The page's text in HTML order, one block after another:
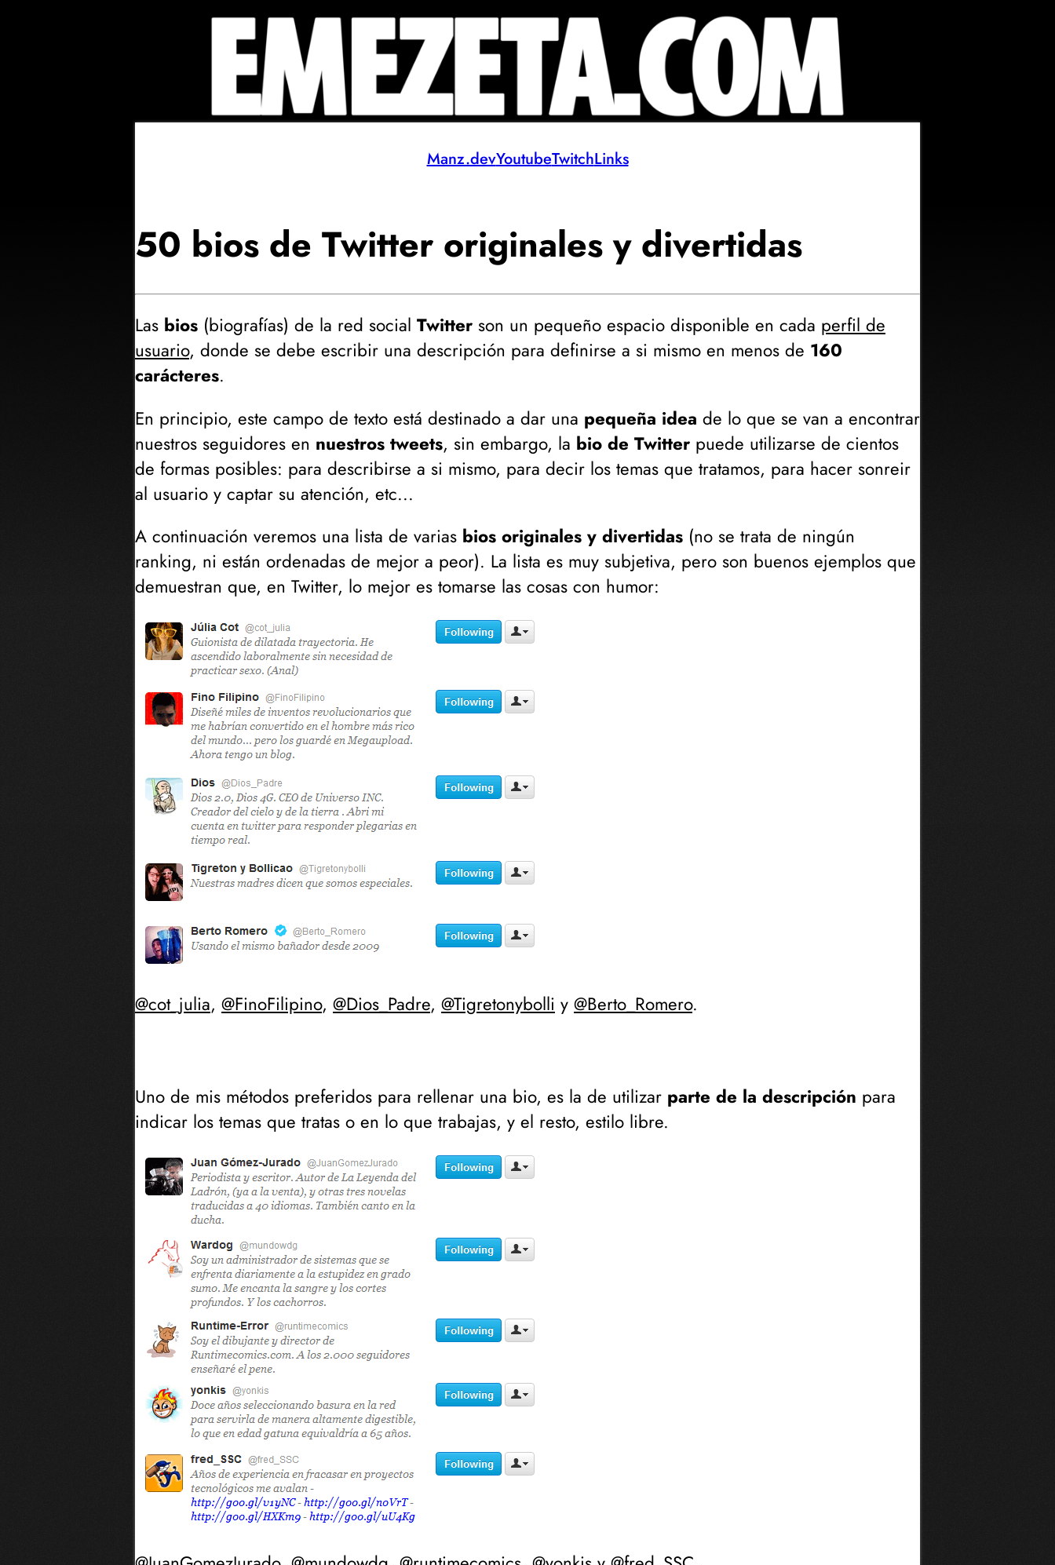
Manz.devYoutubeTwitchLinks
50 bios de Twitter originales y divertidas
Las bios (biografías) de la red social Twitter son un pequeño espacio disponible en cada perfil de
usuario, donde se debe escribir una descripción para definirse a si mismo en menos de 160
carácteres.
En principio, este campo de texto está destinado a dar una pequeña idea de lo que se van a encontrar
nuestros seguidores en nuestros tweets, sin embargo, la bio de Twitter puede utilizarse de cientos
de formas posibles: para describirse a si mismo, para decir los temas que tratamos, para hacer sonreir
al usuario y captar su atención, etc...
A continuación veremos una lista de varias bios originales y divertidas (no se trata de ningún
ranking, ni están ordenadas de mejor a peor). La lista es muy subjetiva, pero son buenos ejemplos que
demuestran que, en Twitter, lo mejor es tomarse las cosas con humor:
@cot_julia, @FinoFilipino, @Dios_Padre, @Tigretonybolli y @Berto_Romero.
Uno de mis métodos preferidos para rellenar una bio, es la de utilizar parte de la descripción para
indicar los temas que tratas o en lo que trabajas, y el resto, estilo libre.